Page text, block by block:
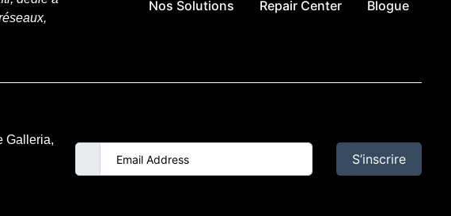
Nos Solutions Repair Center Blogue
Galleria,
S’inscrire